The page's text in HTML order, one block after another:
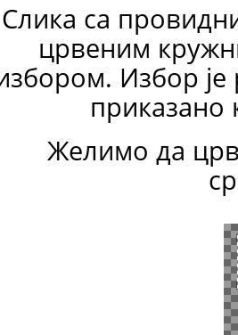
Слика са
црвеним
Избор је
приказано
Желимо да